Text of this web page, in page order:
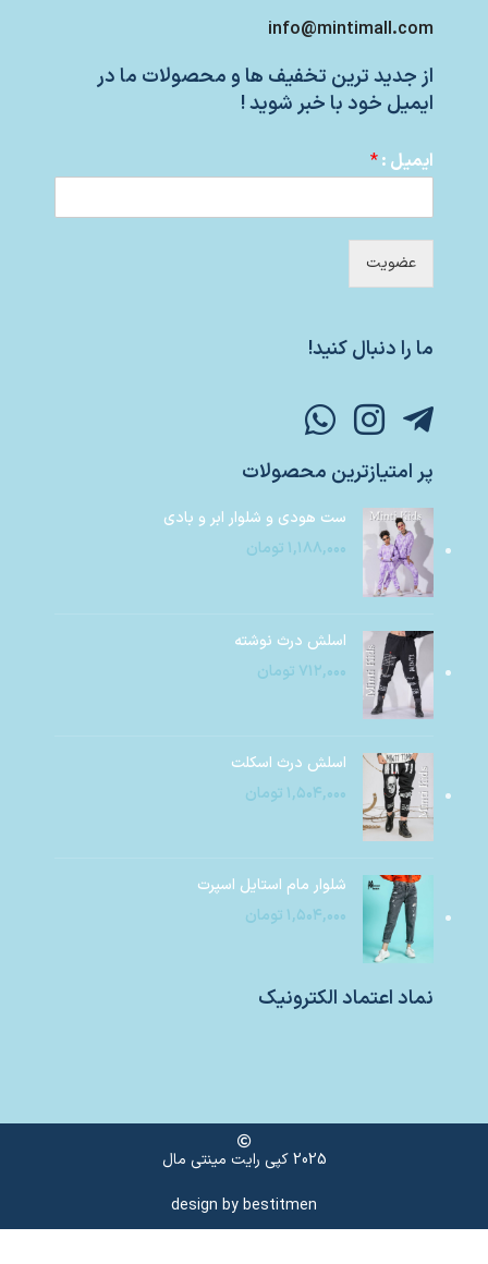
info@mintimall.com
از جدید ترین تخفیف ها و محصولات ما در
ایمیل خود با خبر شوید !
ایمیل :*
عضویت
ما را دنبال کنید!
پر امتیازترین محصولات
ست هودی و شلوار ابر و بادی
۱,۱۸۸,۰۰۰ تومان
اسلش درث نوشته
۷۱۲,۰۰۰ تومان
اسلش درث اسکلت
۱,۵۰۴,۰۰۰ تومان
شلوار مام استایل اسپرت
۱,۵۰۴,۰۰۰ تومان
نماد اعتماد الکترونیک
2025 کپی رایت مینتی مال
design bybestitmen